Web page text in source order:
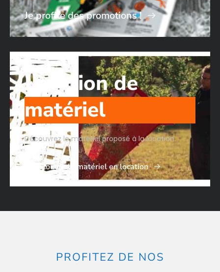
Je profite des promotions !
Location de
matériel
Découvrez le matériel proposé à la location.
Je découvre le matériel en location
PROFITEZ DE NOS